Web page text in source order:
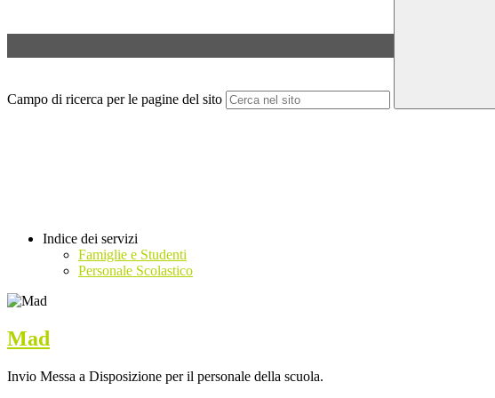
Campo di ricerca per le pagine del sito
Indice dei servizi
Famiglie e Studenti
Personale Scolastico
Mad
Invio Messa a Disposizione per il personale della scuola.